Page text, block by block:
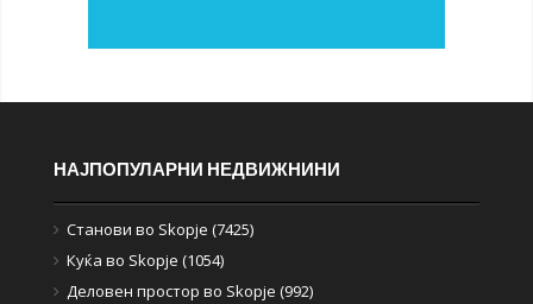
НАЈПОПУЛАРНИ НЕДВИЖНИНИ
Станови во Skopje (7425)
Куќа во Skopje (1054)
Деловен простор во Skopje (992)